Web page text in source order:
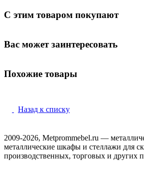
С этим товаром покупают
Вас может заинтересовать
Похожие товары
Назад к списку
2009-2026, Metprommebel.ru —
металлические шкафы и стеллажи для
производственных, торговых и других